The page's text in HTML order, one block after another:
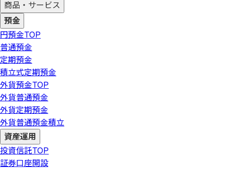
商品・サービス
預金
円預金TOP
普通預金
定期預金
積立式定期預金
外貨預金TOP
外貨普通預金
外貨定期預金
外貨普通預金積立
資産運用
投資信託TOP
証券口座開設